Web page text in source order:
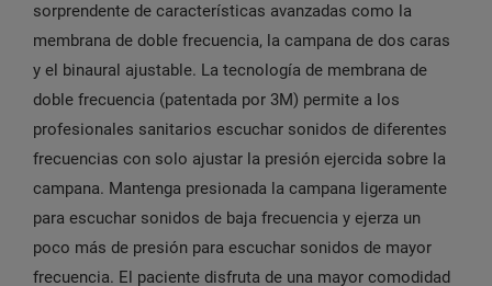
sorprendente de características avanzadas como la
membrana de doble frecuencia, la campana de dos caras
y el binaural ajustable. La tecnología de membrana de
doble frecuencia (patentada por 3M) permite a los
profesionales sanitarios escuchar sonidos de diferentes
frecuencias con solo ajustar la presión ejercida sobre la
campana. Mantenga presionada la campana ligeramente
para escuchar sonidos de baja frecuencia y ejerza un
poco más de presión para escuchar sonidos de mayor
frecuencia. El paciente disfruta de una mayor comodidad